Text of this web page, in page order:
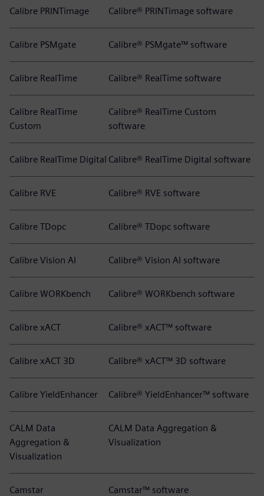
Calibre PRINTimage Calibre® PRINTimage software
Calibre PSMgate Calibre® PSMgate™ software
Calibre RealTime Calibre® RealTime software
Calibre RealTime
Custom
Calibre® RealTime Custom
software
Calibre RealTime Digital Calibre® RealTime Digital software
Calibre RVE Calibre® RVE software
Calibre TDopc Calibre® TDopc software
Calibre Vision AI Calibre® Vision AI software
Calibre WORKbench Calibre® WORKbench software
Calibre xACT Calibre® xACT™ software
Calibre xACT 3D Calibre® xACT™ 3D software
Calibre YieldEnhancer Calibre® YieldEnhancer™ software
CALM Data
Aggregation &
Visualization
CALM Data Aggregation &
Visualization
Camstar Camstar™ software